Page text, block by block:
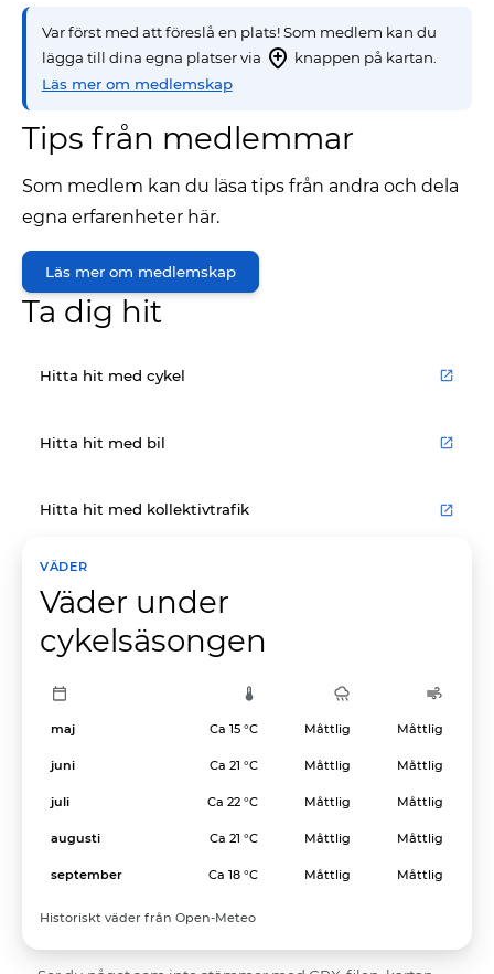
Var först med att föreslå en plats! Som medlem kan du
lägga till dina egna platser via
knappen på kartan.
Läs mer om medlemskap
Tips från medlemmar
Som medlem kan du läsa tips från andra och dela
egna erfarenheter här.
Läs mer om medlemskap
Ta dig hit
Hitta hit med cykel
Hitta hit med bil
Hitta hit med kollektivtrafik
VÄDER
Väder under
cykelsäsongen
maj Ca 15 °C Måttlig Måttlig
juni Ca 21 °C Måttlig Måttlig
juli Ca 22 °C Måttlig Måttlig
augusti Ca 21 °C Måttlig Måttlig
september Ca 18 °C Måttlig Måttlig
Historiskt väder från Open-Meteo